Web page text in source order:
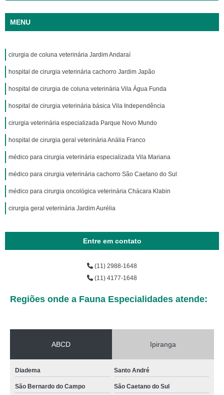
MENU
cirurgia de coluna veterinária Jardim Andaraí
hospital de cirurgia veterinária cachorro Jardim Japão
hospital de cirurgia de coluna veterinária Vila Água Funda
hospital de cirurgia veterinária básica Vila Independência
cirurgia veterinária especializada Parque Novo Mundo
hospital de cirurgia geral veterinária Anália Franco
médico para cirurgia veterinária especializada Vila Mariana
médico para cirurgia veterinária cachorro São Caetano do Sul
médico para cirurgia oncológica veterinária Chácara Klabin
cirurgia geral veterinária Jardim Aurélia
Entre em contato
(11) 2988-1648
(11) 4177-1648
Regiões onde a Fauna Especialidades atende:
ABCD Ipiranga
Diadema Santo André
São Bernardo do Campo
São Caetano do Sul